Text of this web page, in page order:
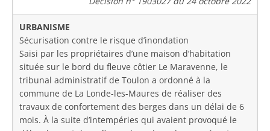
URBANISME
Sécurisation contre le risque d’inondation
Saisi par les propriétaires d’une maison d’habitation
située sur le bord du fleuve côtier Le Maravenne, le
tribunal administratif de Toulon a ordonné à la
commune de La Londe-les-Maures de réaliser des
travaux de confortement des berges dans un délai de 6
mois. À la suite d’intempéries qui avaient provoqué le